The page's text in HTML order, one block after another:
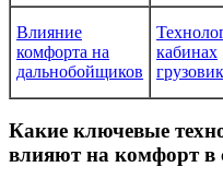
Влияние
комфорта на
дальнобойщиков
кабинах
Какие ключевые
влияют на комфорт в